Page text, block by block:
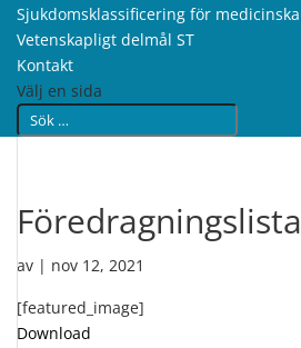
Sjukdomsklassificering för
Vetenskapligt delmål ST
Kontakt
Välj en sida
av | nov 12, 2021
[featured_image]
Download